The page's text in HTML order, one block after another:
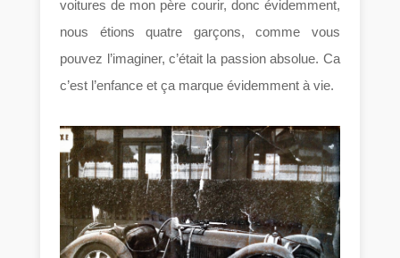
voitures de mon père courir, donc évidemment,
nous étions quatre garçons, comme vous
pouvez l’imaginer, c’était la passion absolue. Ca
c’est l’enfance et ça marque évidemment à vie.